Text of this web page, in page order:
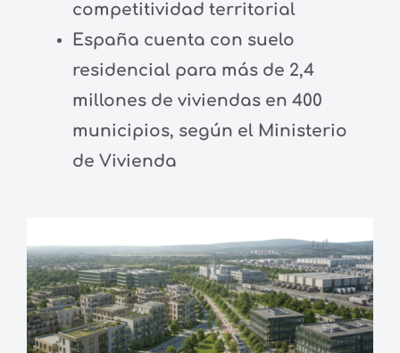
competitividad territorial
España cuenta con suelo
residencial para más de 2,4
millones de viviendas en 400
municipios, según el Ministerio
de Vivienda